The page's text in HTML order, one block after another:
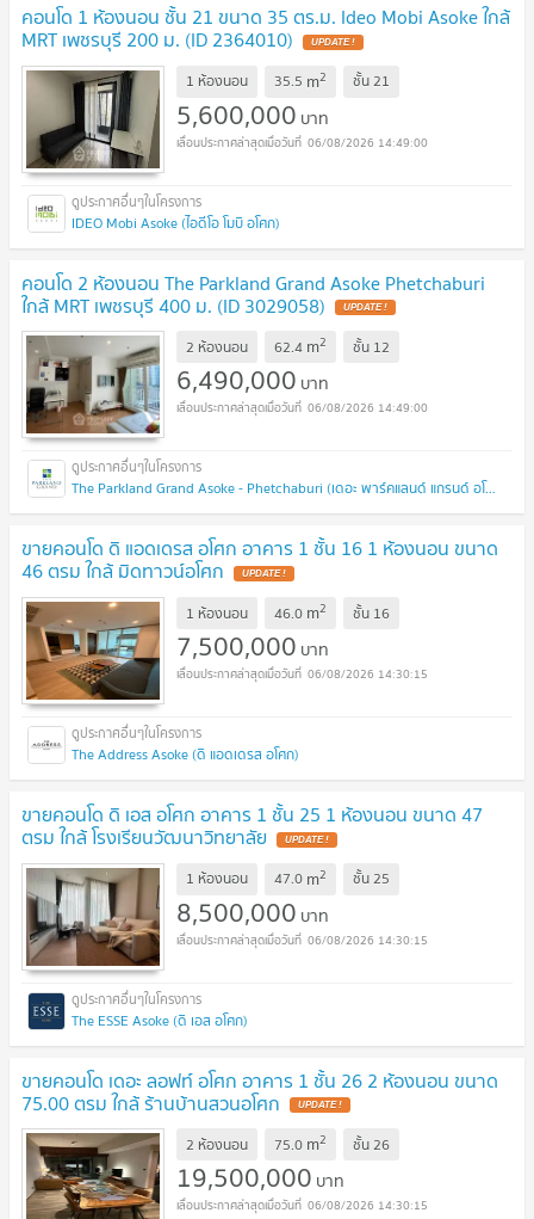
คอนโด 1 ห้องนอน ชั้น 21 ขนาด 35 ตร.ม. Ideo Mobi Asoke ใกล้
MRT เพชรบุรี 200 ม. (ID 2364010) UPDATE !
1 ห้องนอน 35.5 m2 ชั้น21
5,600,000 บาท
06/08/2026 14:49:00
IDEO Mobi Asoke (ไอดีโอ โมบิ อโศก)
คอนโด 2 ห้องนอน The Parkland Grand Asoke Phetchaburi
ใกล้ MRT เพชรบุรี 400 ม. (ID 3029058) UPDATE !
2 ห้องนอน 62.4 m2 ชั้น 12
6,490,000 บาท
06/08/2026 14:49:00
The Parkland Grand Asoke - Phetchaburi (เดอะ พาร์คแลนด์ แกรนด์ อโศก - เพชรบุรี)
ขายคอนโด ดิ แอดเดรส อโศก อาคาร 1 ชั้น 16 1 ห้องนอน ขนาด
46 ตรม ใกล้ มิดทาวน์อโศก UPDATE !
1 ห้องนอน 46.0 m2 ชั้น 16
7,500,000 บาท
06/08/2026 14:30:15
The Address Asoke (ดิ แอดเดรส อโศก)
ขายคอนโด ดิ เอส อโศก อาคาร 1 ชั้น 25 1 ห้องนอน ขนาด 47
ตรม ใกล้ โรงเรียนวัฒนาวิทยาลัย UPDATE !
1 ห้องนอน 47.0 m2 ชั้น25
8,500,000 บาท
06/08/2026 14:30:15
The ESSE Asoke (ดิ เอส อโศก)
ขายคอนโด เดอะ ลอฟท์ อโศก อาคาร 1 ชั้น 26 2 ห้องนอน ขนาด
75.00 ตรม ใกล้ ร้านบ้านสวนอโศก UPDATE !
2 ห้องนอน 75.0 m2 ชั้น26
19,500,000 บาท
06/08/2026 14:30:15